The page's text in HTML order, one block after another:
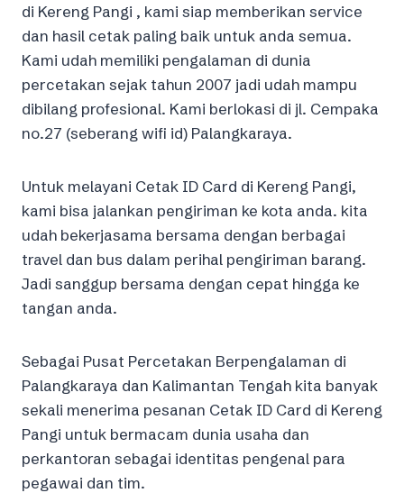
di Kereng Pangi , kami siap memberikan service
dan hasil cetak paling baik untuk anda semua.
Kami udah memiliki pengalaman di dunia
percetakan sejak tahun 2007 jadi udah mampu
dibilang profesional. Kami berlokasi di jl. Cempaka
no.27 (seberang wifi id) Palangkaraya.
Untuk melayani Cetak ID Card di Kereng Pangi,
kami bisa jalankan pengiriman ke kota anda. kita
udah bekerjasama bersama dengan berbagai
travel dan bus dalam perihal pengiriman barang.
Jadi sanggup bersama dengan cepat hingga ke
tangan anda.
Sebagai Pusat Percetakan Berpengalaman di
Palangkaraya dan Kalimantan Tengah kita banyak
sekali menerima pesanan Cetak ID Card di Kereng
Pangi untuk bermacam dunia usaha dan
perkantoran sebagai identitas pengenal para
pegawai dan tim.